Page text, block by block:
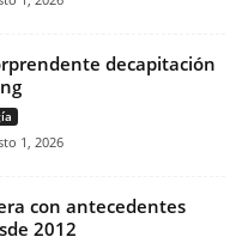
decapitación
1, 2026
con antecedentes
2012